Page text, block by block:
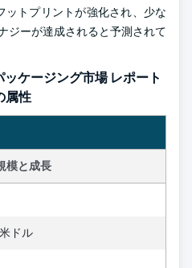
ットプリントが強化され、少な
ジーが達成されると予測されて
ケージング市場 レポート
属性
模と成長
ドル